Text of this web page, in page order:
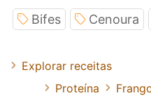
Bifes Cenoura
Explorar receitas
Proteína